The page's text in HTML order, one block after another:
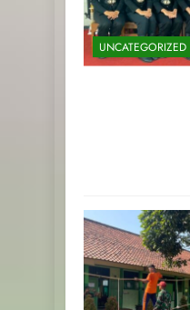
UNCATEGORIZED